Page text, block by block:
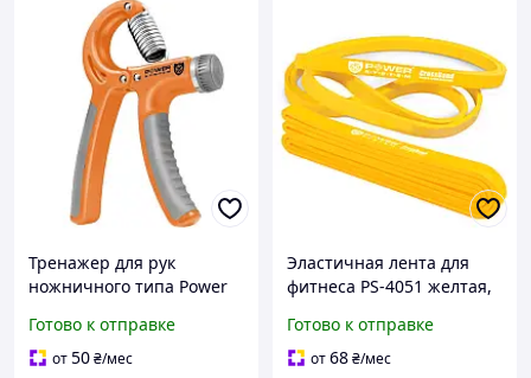
Тренажер для рук
ножничного типа Power
Hand Grip, пружинный,
оранжевый AllInOne -
Готово к отправке
от50₴/мес
Эластичная лента для
фитнеса PS-4051 желтая,
25кг AllInOne -market-
without-queues-
Готово к отправке
от68₴/мес